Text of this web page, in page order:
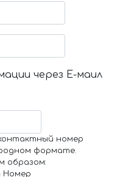
через Е-маил
номер
формате.
образом:
Номер